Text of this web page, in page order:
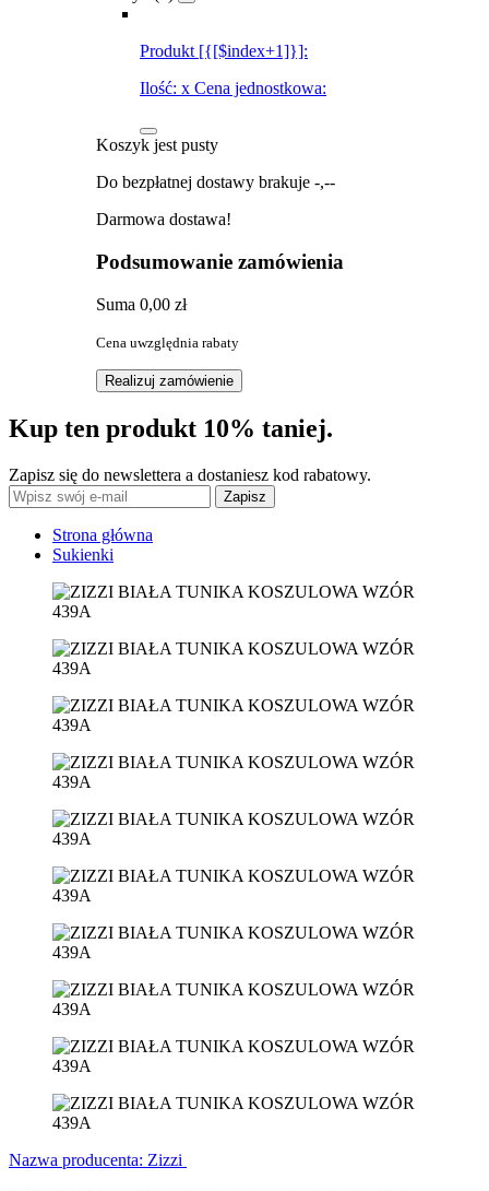
Produkt [{[$index+1]}]:
Ilość: x Cena jednostkowa:
Koszyk jest pusty
Do bezpłatnej dostawy brakuje -,--
Darmowa dostawa!
Podsumowanie zamówienia
Suma 0,00 zł
Cena uwzględnia rabaty
Realizuj zamówienie
Kup ten produkt 10% taniej.
Zapisz się do newslettera a dostaniesz kod rabatowy.
Zapisz
Strona główna
Sukienki
Nazwa producenta: Zizzi